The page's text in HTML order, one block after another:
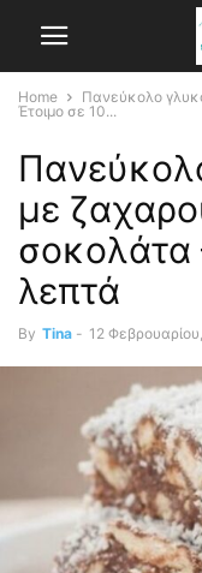
Home
Πανεύκολο
Έτοιμο σε 10...
με
σοκολάτα
λεπτά
By Tina - 12